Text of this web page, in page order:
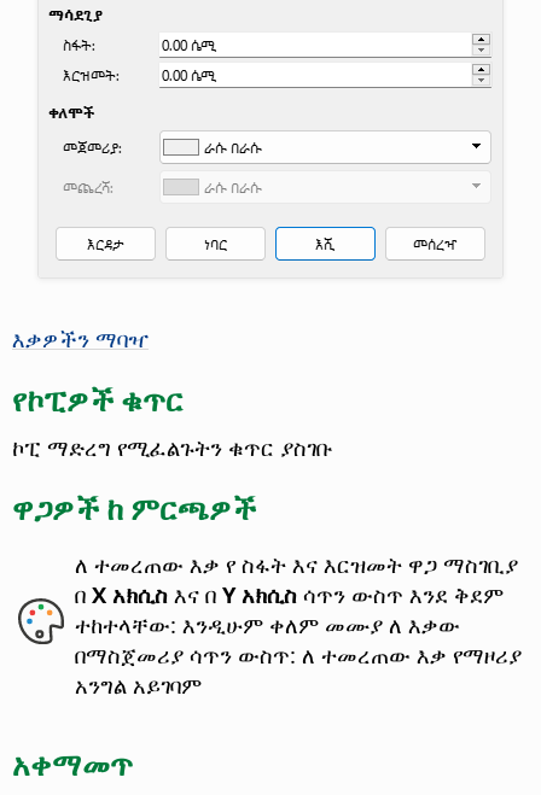
እቃዎችን ማባዣ
የኮፒዎች ቁጥር
ኮፒ ማድረግ የሚፈልጉትን ቁጥር ያስገቡ
ዋጋዎች ከ ምርጫዎች
ለ ተመረጠው እቃ የ ስፋት እና እርዝመት ዋጋ ማስገቢያ
በX አክሲስእና በY አክሲስሳጥን ውስጥ እንደ ቅደም
ተከተላቸው: እንዲሁም ቀለም መሙያ ለ እቃው
በማስጀመሪያ ሳጥን ውስጥ:ለ ተመረጠው እቃ የማዞሪያ
አንግል አይገባም
አቀማመጥ